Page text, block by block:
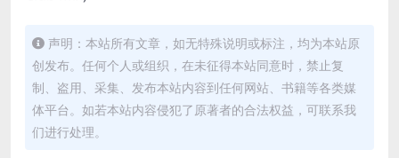
声明：本站所有文章，如无特殊说明或标注，均为本站原
创发布。任何个人或组织，在未征得本站同意时，禁止复
制、盗用、采集、发布本站内容到任何网站、书籍等各类媒
体平台。如若本站内容侵犯了原著者的合法权益，可联系我
们进行处理。